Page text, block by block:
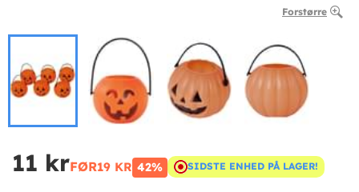
Forstørre
11 krFØR19 KR 42% SIDSTE ENHED PÅ LAGER!